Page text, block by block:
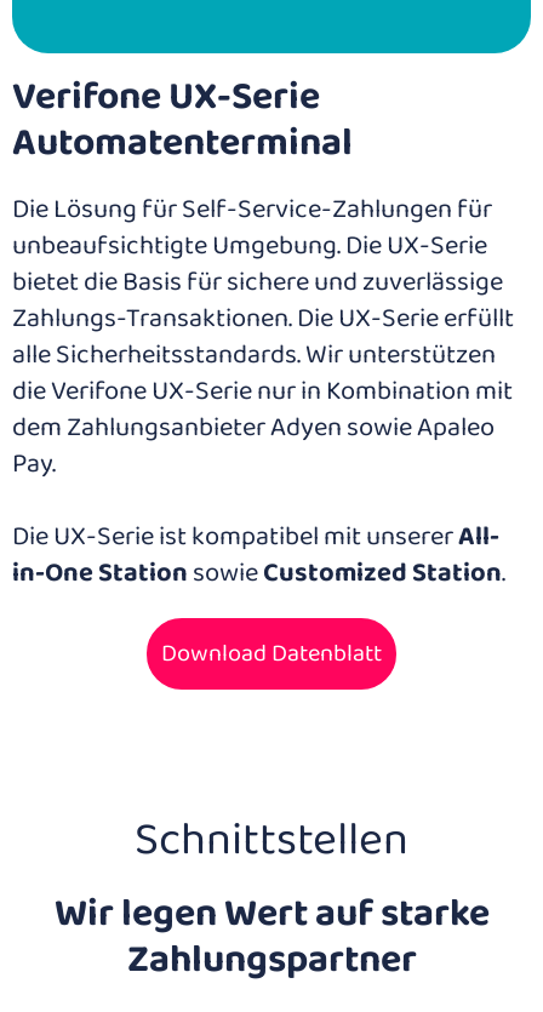
Verifone UX-Serie
Automaten­terminal
Die Lösung für Self-Service-Zahlungen für
unbeaufsichtigte Umgebung. Die UX-Serie
bietet die Basis für sichere und zuverlässige
Zahlungs-Transaktionen. Die UX-Serie erfüllt
alle Sicherheitsstandards. Wir unterstützen
die Verifone UX-Serie nur in Kombination mit
dem Zahlungsanbieter Adyen sowie Apaleo
Pay.
Die UX-Serie ist kompatibel mit unsererAll-
in-One StationsowieCustomized Station.
Download Datenblatt
Schnittstellen
Wir legen Wert auf starke
Zahlungspartner